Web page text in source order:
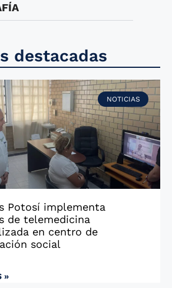
destacadas
NOTICIAS
Potosí implementa
de telemedicina
en centro de
social
»